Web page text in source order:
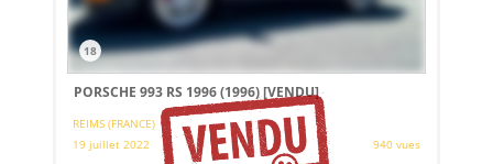
18
PORSCHE 993 RS 1996 (1996)[VENDU]
REIMS (FRANCE)
19 juillet 2022
940 vues